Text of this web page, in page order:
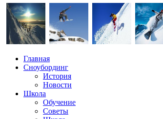
Главная
Сноубординг
История
Новости
Школа
Обучение
Советы